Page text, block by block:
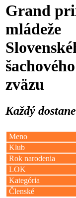
Grand
mládeže
šachového
zväzu
Každý
Meno
Klub
Rok narodenia
LOK
Kategória
Členské